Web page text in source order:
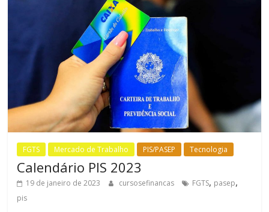
FGTS Mercado de Trabalho PIS/PASEP Tecnologia
Calendário PIS 2023
19 de janeiro de 2023 cursosefinancas FGTS, pasep,
pis